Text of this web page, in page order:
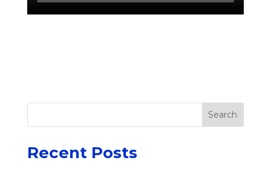
Search
Recent Posts